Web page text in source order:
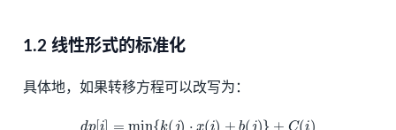
1.2 线性形式的标准化
具体地，如果转移方程可以改写为：
dp =minj<i {k j)⋅x( ) +b( j)} +C (i)